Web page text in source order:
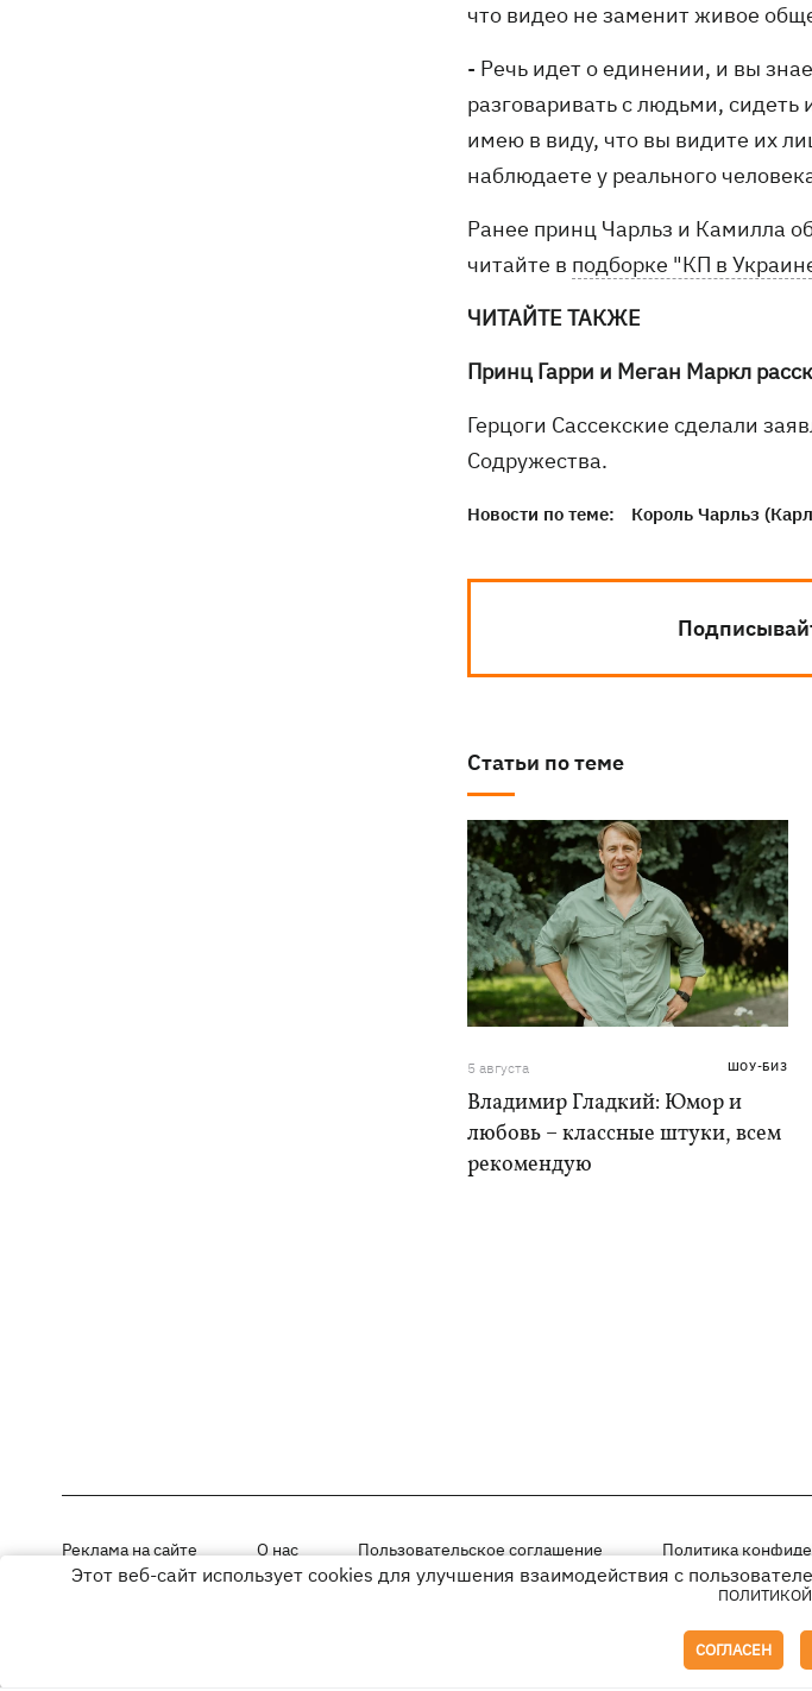
что видео не заменит живое
- Речь идет о единении, и вы
разговаривать с людьми,
имею в виду, что вы видите их
наблюдаете у реального
Ранее принц Чарльз и Камилла
читайте в подборке "КП в
ЧИТАЙТЕ ТАКЖЕ
Принц Гарри и Меган Маркл
Герцоги Сассекские сделали
Содружества.
Новости по теме: Король Чарльз
Статьи по теме
5 августа ШОУ-БИЗ
Владимир Гладкий: Юмор и
любовь – классные штуки, всем
рекомендую
Реклама на сайте О нас Пользовательское соглашение Политика
Использование материалов разрешается при размещении активной гиперссылки на KP.UA в первом абзаце.
Этот веб-сайт использует cookies для улучшения взаимодействия с
ПОЛИТИКОЙ
СОГЛАСЕН